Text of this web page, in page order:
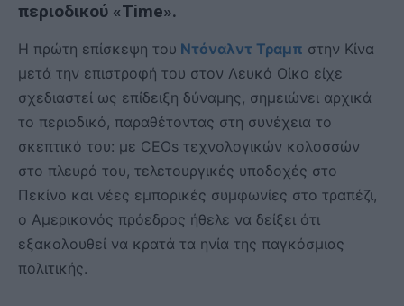
περιοδικού «Time».
Η πρώτη επίσκεψη του Ντόναλντ Τραμπ στην Κίνα
μετά την επιστροφή του στον Λευκό Οίκο είχε
σχεδιαστεί ως επίδειξη δύναμης, σημειώνει αρχικά
το περιοδικό, παραθέτοντας στη συνέχεια το
σκεπτικό του: με CEOs τεχνολογικών κολοσσών
στο πλευρό του, τελετουργικές υποδοχές στο
Πεκίνο και νέες εμπορικές συμφωνίες στο τραπέζι,
ο Αμερικανός πρόεδρος ήθελε να δείξει ότι
εξακολουθεί να κρατά τα ηνία της παγκόσμιας
πολιτικής.